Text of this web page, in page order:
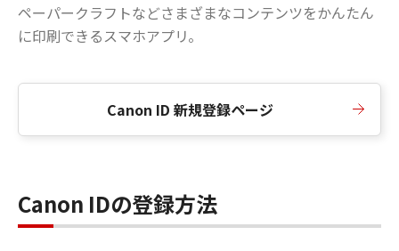
ペーパークラフトなどさまざまなコンテンツをかんたん
に印刷できるスマホアプリ。
Canon ID 新規登録ページ
Canon IDの登録方法